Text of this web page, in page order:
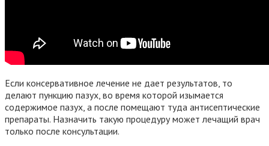
Если консервативное лечение не дает результатов, то
делают пункцию пазух, во время которой изымается
содержимое пазух, а после помещают туда антисептические
препараты. Назначить такую процедуру может лечащий врач
только после консультации.